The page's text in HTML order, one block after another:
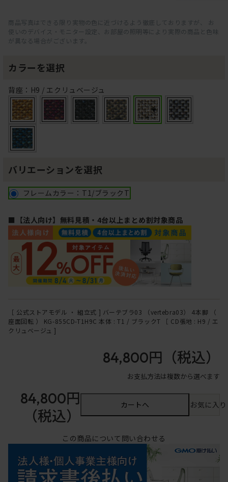
商品写真はできる限り実物の色に近づけるよう徹底しておりますが、 お
使いのデバイス・モニター設定、お部屋の照明等により実際の商品と色味
が異なる場合がございます。
カラーを選択
背座：H9 / エクリュベージュ
バリエーションを選択
フレームカラー：T1/ブラックT
■【法人向け】無料見積・4台以上まとめ割対象商品
［ 公式ストアモデル ・ 組立式 ] バーテブラ03 （vertebra03） 4本脚 （
座面回転 ） KG-855CD-T1H9C 本体 : T1 / ブラックT ［ CD張地 : H9 / エ
クリュベージュ ]
84,800円 （税込）
お支払方法は複数から選べます
84,800円
（税込）
カートへ お気に入
この商品について問い合わせる